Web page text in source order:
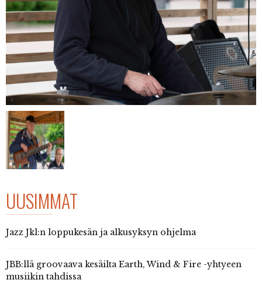
UUSIMMAT
Jazz Jkl:n loppukesän ja alkusyksyn ohjelma
JBB:llä groovaava kesäilta Earth, Wind & Fire -yhtyeen
musiikin tahdissa